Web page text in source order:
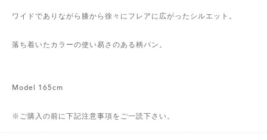
ワイドでありながら膝から徐々にフレアに広がったシルエット。
落ち着いたカラーの使い易さのある柄パン。
Model 165cm
※ご購入の前に下記注意事項をご一読下さい。